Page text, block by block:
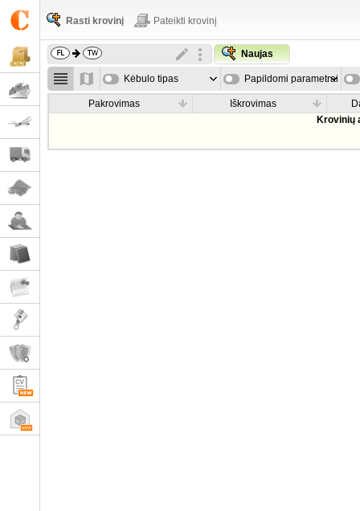
Rasti krovinį Pateikti krovinį
Naujas
Kėbulo tipas Papildomi parametrai
Pakrovimas Iškrovimas
Krovinių